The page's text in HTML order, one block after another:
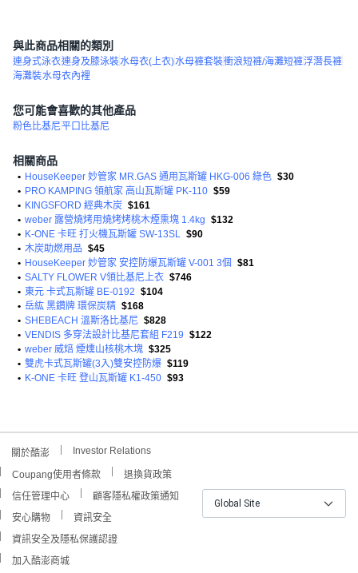
與此商品相關的類別
連身式泳衣連身及膝泳裝水母衣(上衣)水母褲套裝衝浪短褲/海灘短褲浮潛長褲
海灘裝水母衣內裡
您可能會喜歡的其他產品
粉色比基尼平口比基尼
相關商品
• HouseKeeper 妙管家 MR.GAS 通用瓦斯罐 HKG-006 綠色 $30
• PRO KAMPING 領航家 高山瓦斯罐 PK-110 $59
• KINGSFORD 經典木炭 $161
• weber 露營燒烤用燒烤烤桃木煙熏塊 1.4kg $132
• K-ONE 卡旺 打火機瓦斯罐 SW-13SL $90
• 木炭助燃用品 $45
• HouseKeeper 妙管家 安控防爆瓦斯罐 V-001 3個 $81
• SALTY FLOWER V領比基尼上衣 $746
• 東元 卡式瓦斯罐 BE-0192 $104
• 岳紘 黑鑽牌 環保炭精 $168
• SHEBEACH 溫斯洛比基尼 $828
• VENDIS 多穿法設計比基尼套組 F219 $122
• weber 威焙 煙燻山核桃木塊 $325
• 雙虎卡式瓦斯罐(3入)雙安控防爆 $119
• K-ONE 卡旺 登山瓦斯罐 K1-450 $93
關於酷澎 Investor Relations
Coupang使用者條款
退換貨政策
信任管理中心
顧客隱私權政策通知
安心購物
資訊安全
資訊安全及隱私保護認證
加入酷澎商城
Global Site